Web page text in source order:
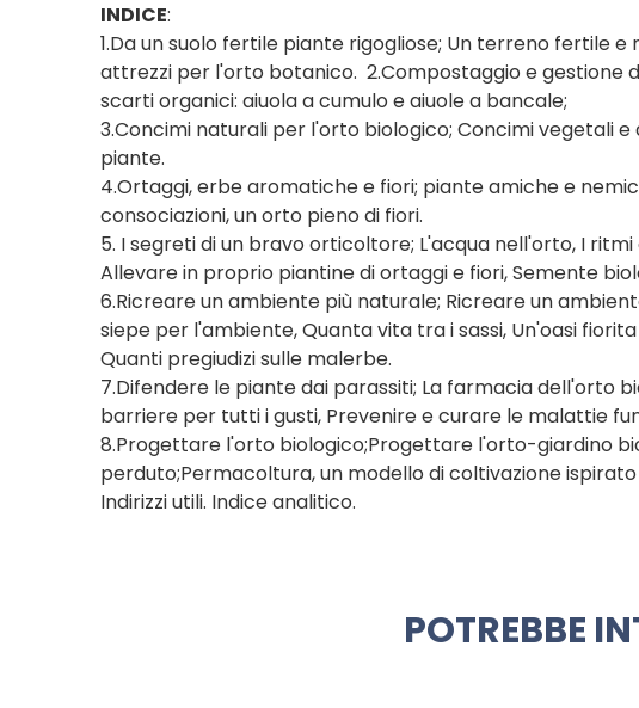
INDICE:
1.Da un suolo fertile piante rigogliose; Un terreno fertile
attrezzi per l'orto botanico. 2.Compostaggio e gestione
scarti organici: aiuola a cumulo e aiuole a bancale;
3.Concimi naturali per l'orto biologico; Concimi vegetali
piante.
4.Ortaggi, erbe aromatiche e fiori; piante amiche e
consociazioni, un orto pieno di fiori.
5. I segreti di un bravo orticoltore; L'acqua nell'orto, I
Allevare in proprio piantine di ortaggi e fiori, Semente
6.Ricreare un ambiente più naturale; Ricreare un
siepe per l'ambiente, Quanta vita tra i sassi, Un'oasi
Quanti pregiudizi sulle malerbe.
7.Difendere le piante dai parassiti; La farmacia dell'orto
barriere per tutti i gusti, Prevenire e curare le malattie
8.Progettare l'orto biologico;Progettare l'orto-giardino
perduto;Permacoltura, un modello di coltivazione
Indirizzi utili. Indice analitico.
POTREBBE